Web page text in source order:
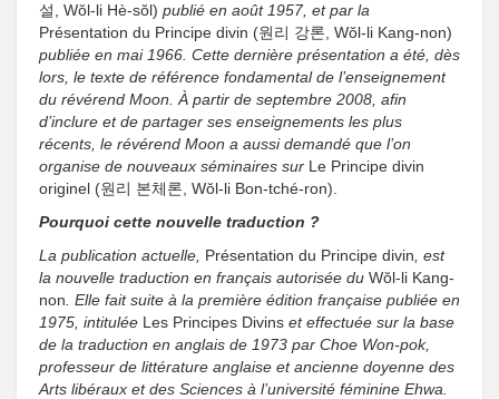
설, Wŏl-li Hè-sŏl) publié en août 1957, et par la
Présentation du Principe divin (원리 강론, Wŏl-li Kang-non)
publiée en mai 1966. Cette dernière présentation a été, dès
lors, le texte de référence fondamental de l’enseignement
du révérend Moon. À partir de septembre 2008, afin
d’inclure et de partager ses enseignements les plus
récents, le révérend Moon a aussi demandé que l’on
organise de nouveaux séminaires sur Le Principe divin
originel (원리 본체론, Wŏl-li Bon-tché-ron).
Pourquoi cette nouvelle traduction ?
La publication actuelle, Présentation du Principe divin , est
la nouvelle traduction en français autorisée du Wŏl-li Kang-
non . Elle fait suite à la première édition française publiée en
1975, intitulée Les Principes Divins et effectuée sur la base
de la traduction en anglais de 1973 par Choe Won-pok,
professeur de littérature anglaise et ancienne doyenne des
Arts libéraux et des Sciences à l’université féminine Ehwa.